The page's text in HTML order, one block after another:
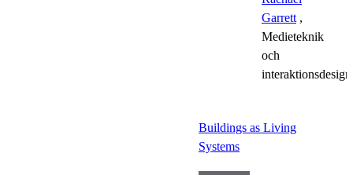
Garrett ,
Medieteknik
och
interaktionsdesign
Buildings as Living
Systems